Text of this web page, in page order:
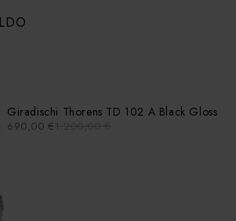
Giradischi Thorens TD 102 A Black Gloss
690,00€